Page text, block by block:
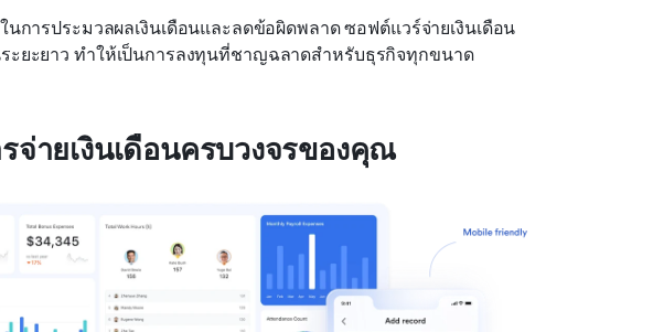
นการประมวลผลเงินเดือนและลดข้อผิดพลาด ซอฟต์แวร์จ่ายเงินเดือน
ะยะยาว ทำให้เป็นการลงทุนที่ชาญฉลาดสำหรับธุรกิจทุกขนาด
ายเงินเดือนครบวงจรของคุณ